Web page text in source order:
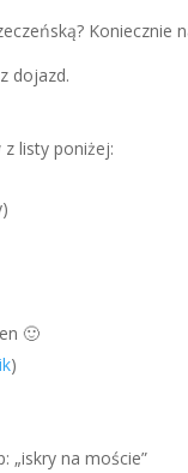
dojazd.
listy poniżej:
🙂
)
„iskry na moście”